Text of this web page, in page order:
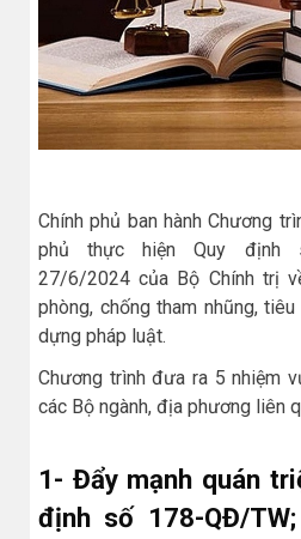
Chính phủ ban hành Chương
phủ thực hiện Quy định
27/6/2024 của Bộ Chính trị
phòng, chống tham nhũng,
dựng pháp luật.
Chương trình đưa ra 5 nhiệm
các Bộ ngành, địa phương liên
1- Đẩy mạnh quán
định số 178-QĐ/